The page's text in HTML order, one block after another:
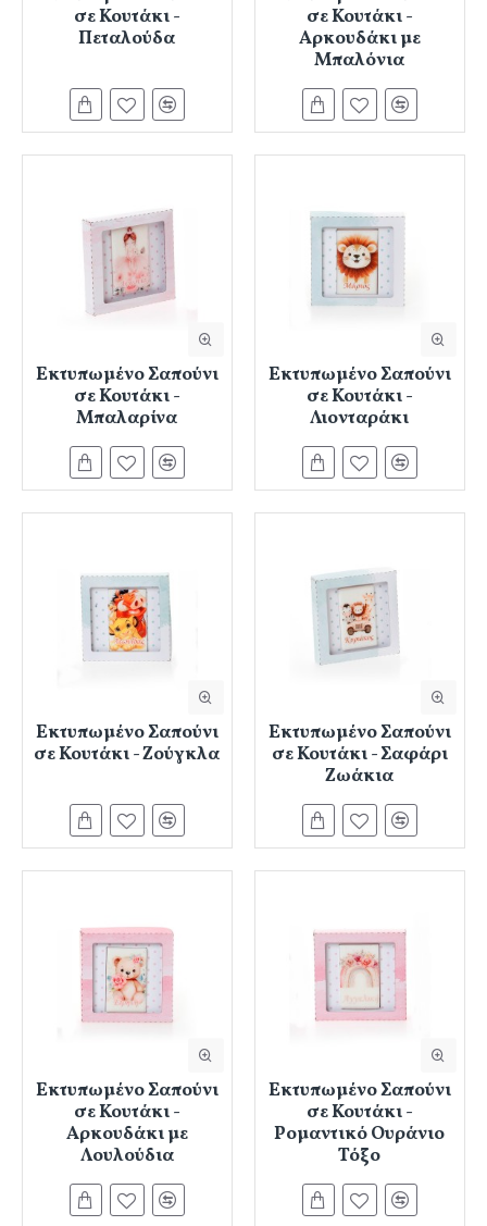
σε Κουτάκι -
Πεταλούδα
σε Κουτάκι -
Αρκουδάκι με
Μπαλόνια
Εκτυπωμένο Σαπούνι
σε Κουτάκι -
Μπαλαρίνα
Εκτυπωμένο Σαπούνι
σε Κουτάκι -
Λιονταράκι
Εκτυπωμένο Σαπούνι
σε Κουτάκι - Ζούγκλα
Εκτυπωμένο Σαπούνι
σε Κουτάκι - Σαφάρι
Ζωάκια
Εκτυπωμένο Σαπούνι
σε Κουτάκι -
Αρκουδάκι με
Λουλούδια
Εκτυπωμένο Σαπούνι
σε Κουτάκι -
Ρομαντικό Ουράνιο
Τόξο